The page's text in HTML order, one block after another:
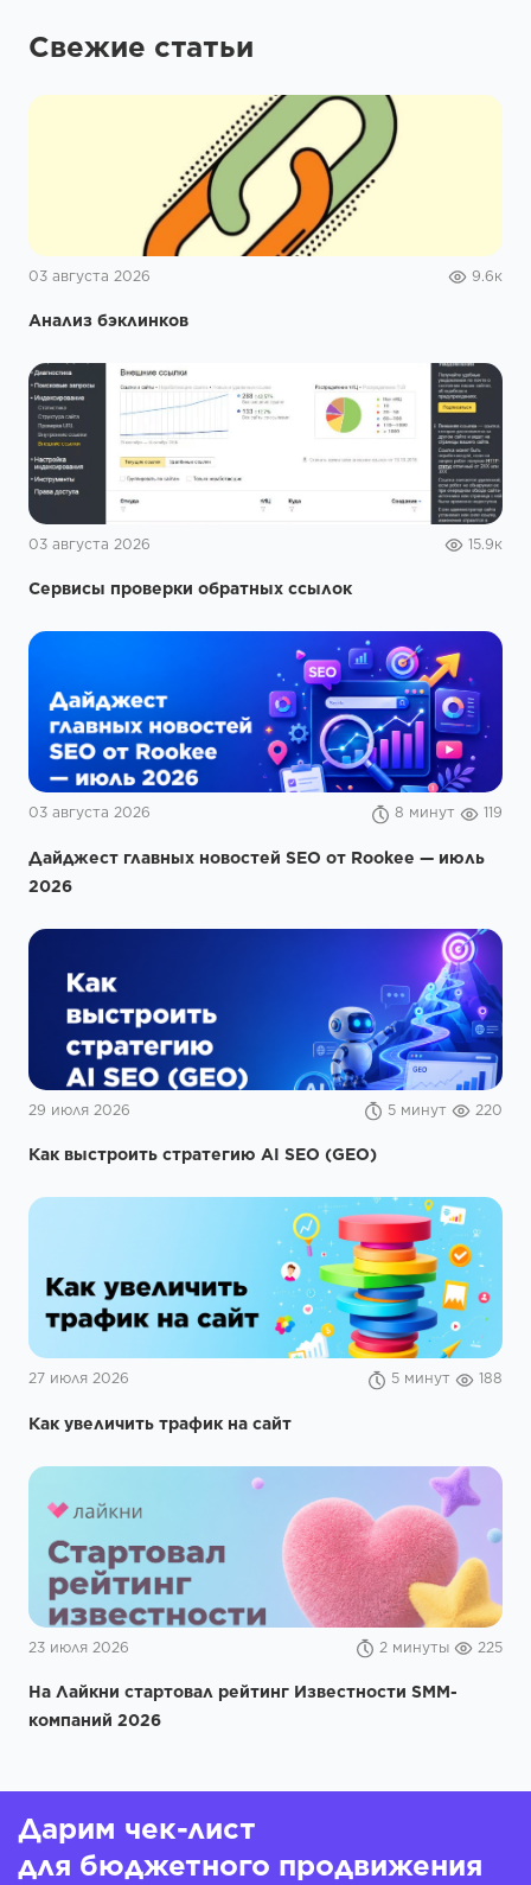
Свежие статьи
03 августа 2026 9.6к
Анализ бэклинков
03 августа 2026 15.9к
Сервисы проверки обратных ссылок
03 августа 2026 8 минут 119
Дайджест главных новостей SEO от Rookee — июль
2026
29 июля 2026 5 минут 220
Как выстроить стратегию AI SEO (GEO)
27 июля 2026 5 минут 188
Как увеличить трафик на сайт
23 июля 2026 2 минуты 225
На Лайкни стартовал рейтинг Известности SMM-
компаний 2026
Дарим чек-лист
для бюджетного продвижения